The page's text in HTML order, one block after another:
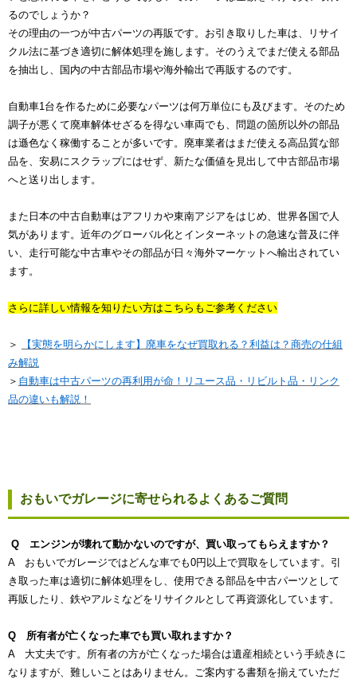
るのでしょうか？
その理由の一つが中古パーツの再販です。お引き取りした車は、リサイ
クル法に基づき適切に解体処理を施します。そのうえでまだ使える部品
を抽出し、国内の中古部品市場や海外輸出で再販するのです。
自動車1台を作るために必要なパーツは何万単位にも及びます。そのため
調子が悪くて廃車解体せざるを得ない車両でも、問題の箇所以外の部品
は遜色なく稼働することが多いです。廃車業者はまだ使える高品質な部
品を、安易にスクラップにはせず、新たな価値を見出して中古部品市場
へと送り出します。
また日本の中古自動車はアフリカや東南アジアをはじめ、世界各国で人
気があります。近年のグローバル化とインターネットの急速な普及に伴
い、走行可能な中古車やその部品が日々海外マーケットへ輸出されてい
ます。
さらに詳しい情報を知りたい方はこちらもご参考ください
＞
【実態を明らかにします】廃車をなぜ買取れる？利益は？商売の仕組
み解説
＞ 自動車は中古パーツの再利用が命！リユース品・リビルト品・リンク
品の違いも解説！
おもいでガレージに寄せられるよくあるご質問
Q エンジンが壊れて動かないのですが、買い取ってもらえますか？
A おもいでガレージではどんな車でも0円以上で買取をしています。引
き取った車は適切に解体処理をし、使用できる部品を中古パーツとして
再販したり、鉄やアルミなどをリサイクルとして再資源化しています。
Q 所有者が亡くなった車でも買い取れますか？
A 大丈夫です。所有者の方が亡くなった場合は遺産相続という手続きに
なりますが、難しいことはありません。ご案内する書類を揃えていただ